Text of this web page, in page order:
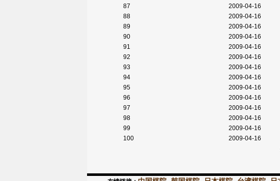
87
2009-04-16
88
2009-04-16
89
2009-04-16
90
2009-04-16
91
2009-04-16
92
2009-04-16
93
2009-04-16
94
2009-04-16
95
2009-04-16
96
2009-04-16
97
2009-04-16
98
2009-04-16
99
2009-04-16
100
2009-04-16